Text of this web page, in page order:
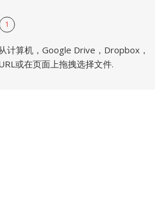
1
计算机，Google Drive，Dropbox，
或在页面上拖拽选择文件.